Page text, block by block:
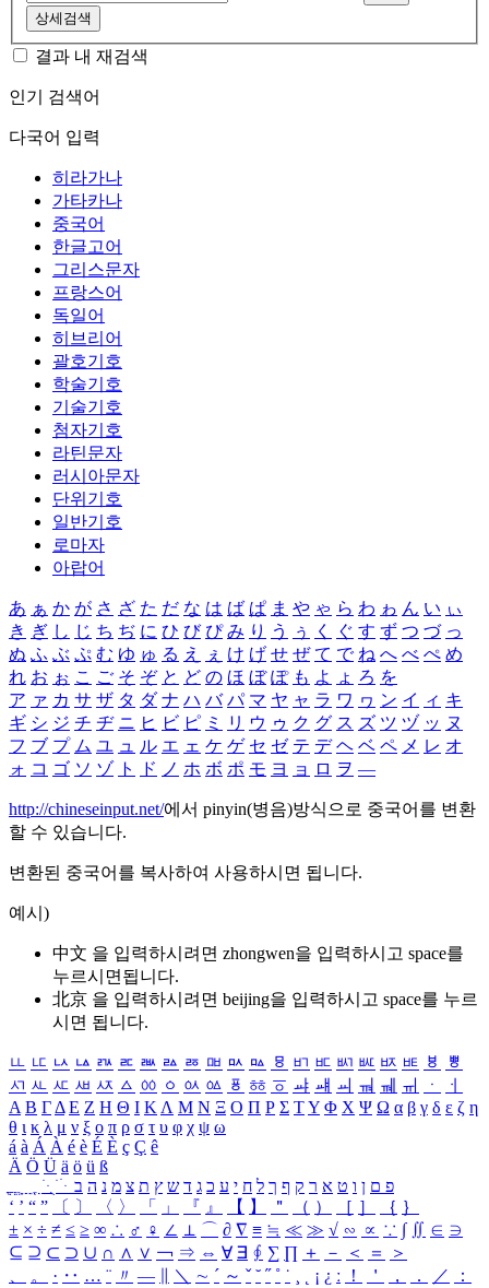
상세검색
결과 내 재검색
인기 검색어
다국어 입력
히라가나
가타카나
중국어
한글고어
그리스문자
프랑스어
독일어
히브리어
괄호기호
학술기호
기술기호
첨자기호
라틴문자
러시아문자
단위기호
일반기호
로마자
아랍어
あ ぁ か が さ ざ た だ な は ば ぱ ま や ゃ ら わ ゎ ん い ぃ
き ぎ し じ ち ぢ に ひ び ぴ み り う ぅ く ぐ す ず つ づ っ
ぬ ふ ぶ ぷ む ゆ ゅ る え ぇ け げ せ ぜ て で ね へ べ ぺ め
れ お ぉ こ ご そ ぞ と ど の ほ ぼ ぽ も よ ょ ろ を
ア ァ カ サ ザ タ ダ ナ ハ バ パ マ ヤ ャ ラ ワ ヮ ン イ ィ キ
ギ シ ジ チ ヂ ニ ヒ ビ ピ ミ リ ウ ゥ ク グ ス ズ ツ ヅ ッ ヌ
フ ブ プ ム ユ ュ ル エ ェ ケ ゲ セ ゼ テ デ ヘ ベ ペ メ レ オ
ォ コ ゴ ソ ゾ ト ド ノ ホ ボ ポ モ ヨ ョ ロ ヲ ―
http://chineseinput.net/에서 pinyin(병음)방식으로 중국어를 변환
할 수 있습니다.
변환된 중국어를 복사하여 사용하시면 됩니다.
예시)
中文 을 입력하시려면 zhongwen을 입력하시고 space를
누르시면됩니다.
北京 을 입력하시려면 beijing을 입력하시고 space를 누르
시면 됩니다.
ㅥ ㅦ ㅧ ㅨ ㅩ ㅪ ㅫ ㅬ ㅭ ㅮ ㅯ ㅰ ㅱ ㅲ ㅳ ㅴ ㅵ ㅶ ㅷ ㅸ
ㅹ
ㅺ ㅻ ㅼ ㅽ ㅾ ㅿ ㆀ ㆁ ㆂ ㆃ ㆄ ㆅ ㆆ ㆇ ㆈ ㆉ ㆊ ㆋ ㆌ ㆍ
ㆎ
Α Β ΓΔ Ε Ζ Η Θ Ι ΚΛ Μ Ν Ξ Ο Π Ρ Σ ΤΥ Φ Χ Ψ Ω α β γ δ ε ζ η
θ ι κ λ μ ν ξ ο π ρ σ τ υ φ χ ψ ω
á à Á À é è É È ç Ç ê
Ä Ö Ü ä ö ü ß
ִֶֹ ֻּ ׁׂ פ ם ן ו ט א ר ק ף ך ל ח י ע כ ג ד ש ץ ת צ מ נ ה ב
‘ ’ “ ” 〔 〕 〈 〉 「 」 『 』 【 】 ＂ （ ） ［ ］ ｛ ｝
± × ÷ ≠ ≤ ≥ ∞ ∴ ♂ ♀ ∠ ⊥ ⌒ ∂ ∇ ≡ ≒ ≪ ≫ √ ∽ ∝ ∵ ∫ ∬ ∈ ∋
⊆ ⊇ ⊂ ⊃ ∪ ∩ ∧ ∨ ￢ ⇒ ⇔ ∀ ∃ ∮ ∑ ∏ ＋ － ＜ ＝
＞
、
。 · ‥ … ¨ 〃 ― ＼ ∼ ´ ～ ˇ ˘ ˝ ˚ ˙ ¸ ¡ ¿ ː ！ ＇ ， ． ／
：